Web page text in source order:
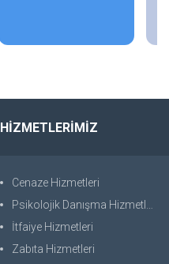
HİZMETLERİMİZ
Cenaze Hizmetleri
Psikolojik Danışma Hizmetleri
İtfaiye Hizmetleri
Zabıta Hizmetleri